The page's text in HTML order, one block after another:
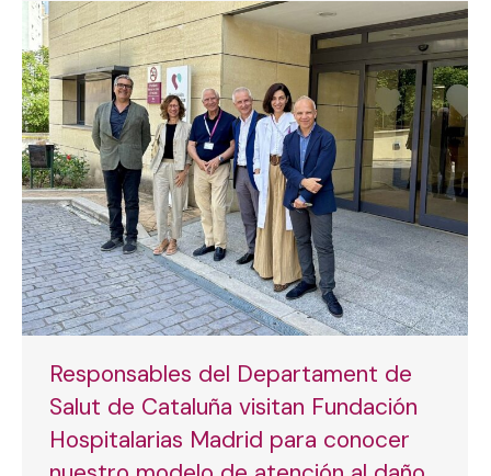
Responsables del Departament de
Salut de Cataluña visitan Fundación
Hospitalarias Madrid para conocer